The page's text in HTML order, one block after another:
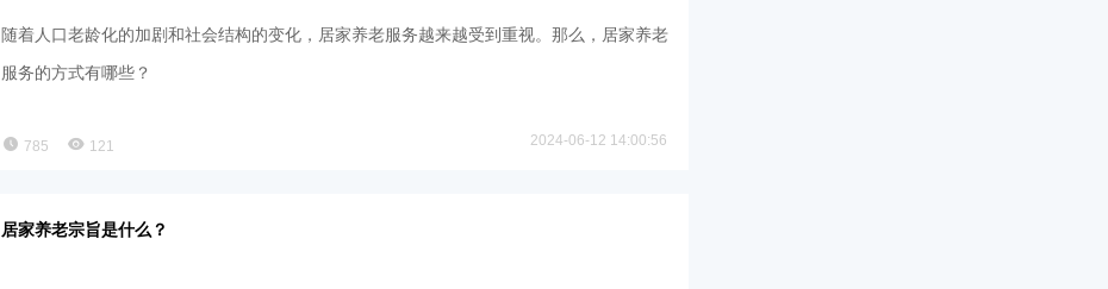
随着人口老龄化的加剧和社会结构的变化，居家养老服务越来越受到重视。那么，居家养老
服务的方式有哪些？
785 121 2024-06-12 14:00:56
居家养老宗旨是什么？